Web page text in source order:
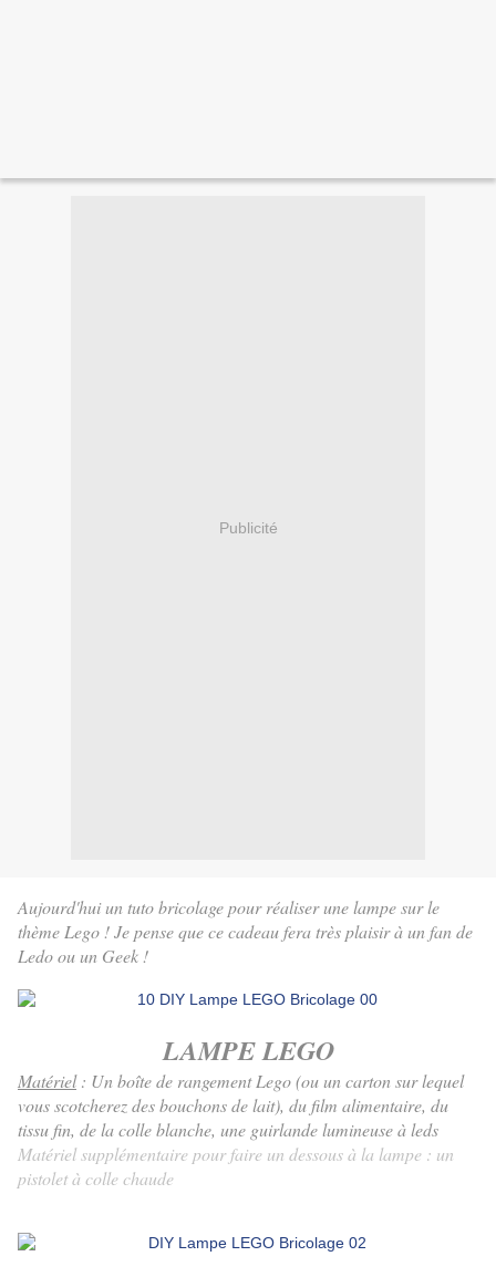
Publicité
Aujourd'hui un tuto bricolage pour réaliser une lampe sur le
thème Lego ! Je pense que ce cadeau fera très plaisir à un fan de
Ledo ou un Geek !
LAMPE LEGO
Matériel: Un boîte de rangement Lego (ou un carton sur lequel
vous scotcherez des bouchons de lait), du film alimentaire, du
tissu fin, de la colle blanche, une guirlande lumineuse à leds
Matériel supplémentaire pour faire un dessous à la lampe : un
pistolet à colle chaude